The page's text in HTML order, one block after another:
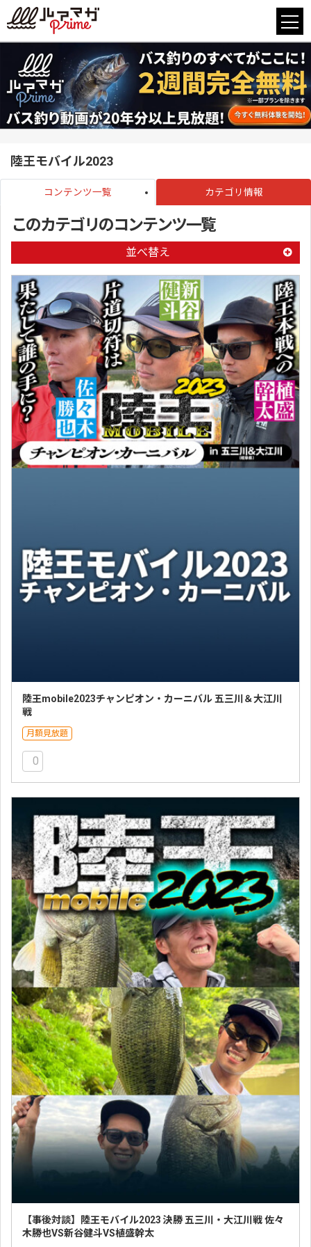
陸王モバイル2023
コンテンツ一覧 カテゴリ情報
このカテゴリのコンテンツ一覧
並べ替え
陸王mobile2023チャンピオン・カーニバル 五三川＆大江川
戦
月額見放題
0
【事後対談】陸王モバイル2023 決勝 五三川・大江川戦 佐々
木勝也VS新谷健斗VS植盛幹太